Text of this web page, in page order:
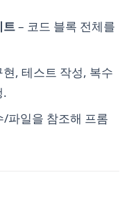
Everything You
& How to Use
Cannot Miss Out
from the Same IP'
명
to Multithreading with
레딩 완벽 가이드
트– 코드 블록 전체를
현, 테스트 작성, 복수
.
/파일을 참조해 프롬